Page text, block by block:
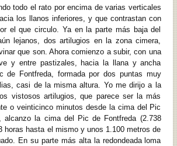
todo el rato por encima de varias verticales
los llanos inferiores, y que contrastan con
el que circulo. Ya en la parte más baja del
lejanos, dos artilugios en la zona cimera,
que son. Ahora comienzo a subir, con una
y entre pastizales, hacia la llana y ancha
de Fontfreda, formada por dos puntas muy
casi de la misma altura. Yo me dirijo a la
vistosos artilugios, que parece ser la más
o veinticinco minutos desde la cima del Pic
alcanzo la cima del Pic de Fontfreda (2.738
horas hasta el mismo y unos 1.100 metros de
En su parte más alta la redondeada loma